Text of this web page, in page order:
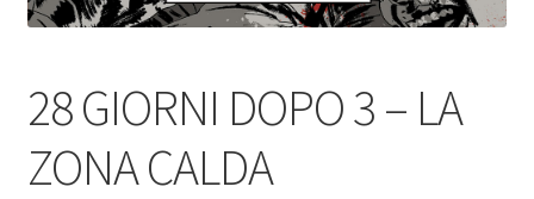
28 GIORNI DOPO 3 – LA
ZONA CALDA